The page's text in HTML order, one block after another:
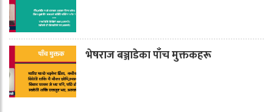
भेषराज बञ्जाडेका पाँच मुक्तकहरू